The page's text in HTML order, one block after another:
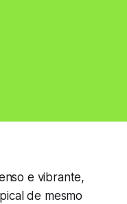
e vibrante,
de mesmo